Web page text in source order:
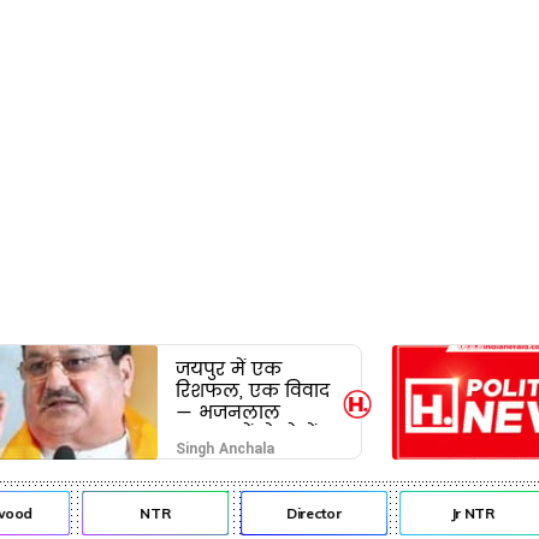
जयपुर में एक
रिशफल, एक विवाद
— भजनलाल
सरकार में दो खेमों
की जंग अब छुपेगी
कैसे?
Singh Anchala
NTR Director Jr NTR